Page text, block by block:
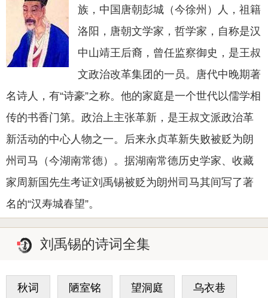
族，中国唐朝彭城（今徐州）人，祖籍
洛阳，唐朝文学家，哲学家，自称是汉
中山靖王后裔，曾任监察御史，是王叔
文政治改革集团的一员。唐代中晚期著
名诗人，有“诗豪”之称。他的家庭是一个世代以儒学相
传的书香门第。政治上主张革新，是王叔文派政治革
新活动的中心人物之一。后来永贞革新失败被贬为朗
州司马（今湖南常德）。据湖南常德历史学家、收藏
家周新国先生考证刘禹锡被贬为朗州司马其间写了著
名的“汉寿城春望”。
刘禹锡的诗词全集
秋词 陋室铭 望洞庭 乌衣巷